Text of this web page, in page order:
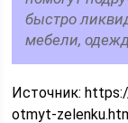
быстро
мебели,
Источник:
otmyt-